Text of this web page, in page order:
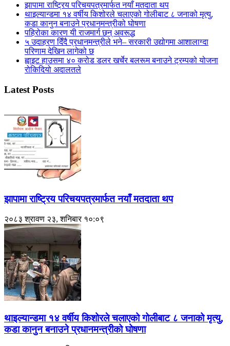
झापामा राष्ट्रिय परिचयपत्रमार्फत नयाँ मतदाता थप
थाइल्यान्डमा १४ वर्षीय किशोरले चलाएको गोलीबाट ८ जनाको मृत्यु,
कडा कानुन बनाउने प्रधानमन्त्रीको घोषणा
पहिरोका कारण यी राजमार्ग छन् अवरूद्ध
५ उदाहरण दिँदै प्रधानमन्त्रीले भने– सरकारी उद्योगमा आशालाग्दा
परिणाम देखिन लागेको छ
ह्वाइट हाउसमा ४० करोड डलर खर्चेर बलरूम बनाउने ट्रम्पको योजना
रोकिदियो अदालतले
Latest Posts
झापामा राष्ट्रिय परिचयपत्रमार्फत नयाँ मतदाता थप
२०८३ श्रावण २३, शनिबार १०:०९
थाइल्यान्डमा १४ वर्षीय किशोरले चलाएको गोलीबाट ८ जनाको मृत्यु,
कडा कानुन बनाउने प्रधानमन्त्रीको घोषणा